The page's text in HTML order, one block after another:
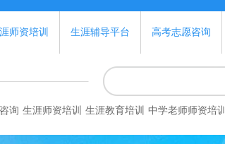
师资培训 生涯辅导平台 高考志愿咨询
询 生涯师资培训 生涯教育培训 中学老师师资培训